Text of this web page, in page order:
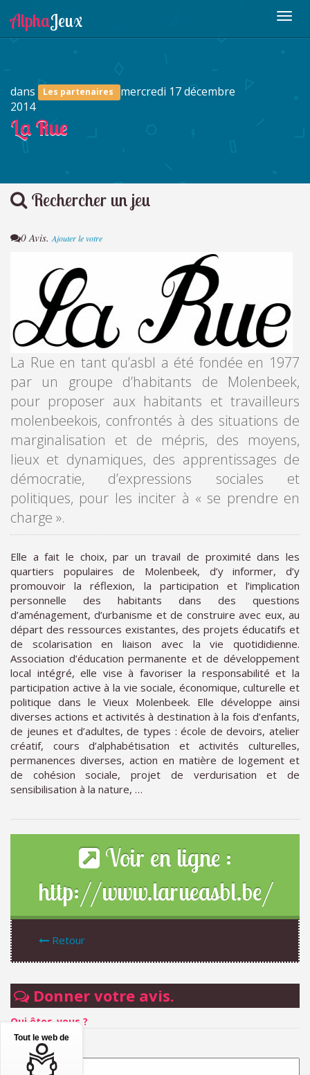
dans Les partenaires
mercredi 17 décembre
2014
La Rue
Rechercher un jeu
0 Avis. Ajouter le votre
La Rue en tant qu’asbl a été fondée en 1977
par un groupe d’habitants de Molenbeek,
pour proposer aux habitants et travailleurs
molenbeekois, confrontés à des situations de
marginalisation et de mépris, des moyens,
lieux et dynamiques, des apprentissages de
démocratie, d’expressions sociales et
politiques, pour les inciter à « se prendre en
charge ».
Elle a fait le choix, par un travail de proximité dans les
quartiers populaires de Molenbeek, d’y informer, d’y
promouvoir la réflexion, la participation et l’implication
personnelle des habitants dans des questions
d’aménagement, d’urbanisme et de construire avec eux, au
départ des ressources existantes, des projets éducatifs et
de scolarisation en liaison avec la vie quotididienne.
Association d’éducation permanente et de développement
local intégré, elle vise à favoriser la responsabilité et la
participation active à la vie sociale, économique, culturelle et
politique dans le Vieux Molenbeek. Elle développe ainsi
diverses actions et activités à destination à la fois d’enfants,
de jeunes et d’adultes, de types : école de devoirs, atelier
créatif, cours d’alphabétisation et activités culturelles,
permanences diverses, action en matière de logement et
de cohésion sociale, projet de verdurisation et de
sensibilisation à la nature, …
Voir en ligne :
http://www.larueasbl.be/
Retour
Donner votre avis.
Qui êtes-vous ?
Votre nom
Tout le web de